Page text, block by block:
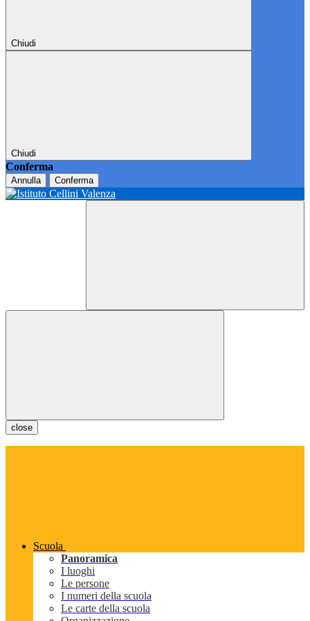
Chiudi
Chiudi
Conferma
Annulla Conferma
close
Scuola
Panoramica
I luoghi
Le persone
I numeri della scuola
Le carte della scuola